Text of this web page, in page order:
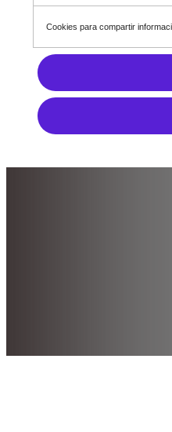
Cookies para compartir